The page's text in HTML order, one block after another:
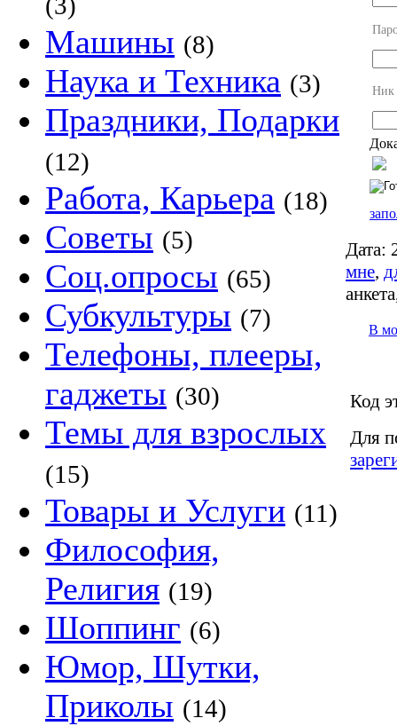
Машины (8)
Наука и Техника (3)
Праздники, Подарки
(12)
Работа, Карьера (18)
Советы (5)
Соц.опросы (65)
Субкультуры (7)
Телефоны, плееры,
гаджеты (30)
Темы для взрослых
(15)
Товары и Услуги (11)
Философия,
Религия (19)
Шоппинг (6)
Юмор, Шутки,
Приколы (14)
Ник
Дата:
мне,
В
Код
Для